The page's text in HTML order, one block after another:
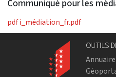
Communiqué pour les
pdfi_médiation_fr.pdf
OUTILS
Annuaire